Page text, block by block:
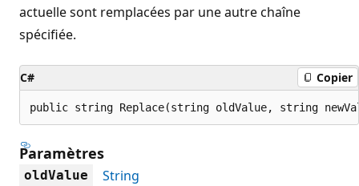
actuelle sont remplacées par une autre chaîne
spécifiée.
C# Copier
public string Replace(string oldValue, string
Paramètres
oldValue
String